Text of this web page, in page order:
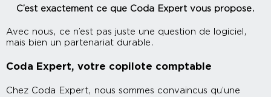
C’est exactement ce que Coda Expert vous propose.
Avec nous, ce n’est pas juste une question de logiciel,
mais bien un partenariat durable.
Coda Expert, votre copilote comptable
Chez Coda Expert, nous sommes convaincus qu’une